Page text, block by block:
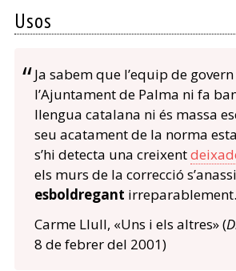
Usos
Ja sabem que l’equip de
l’Ajuntament de Palma ni fa
llengua catalana ni és massa
seu acatament de la norma
s’hi detecta una creixent
els murs de la correcció
esboldregant irreparablement.
Carme Llull, «Uns i els altres» (
8 de febrer del 2001)